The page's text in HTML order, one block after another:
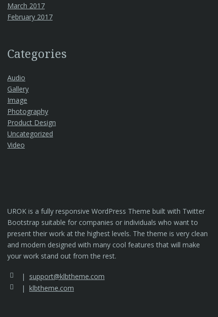
March 2017
February 2017
Categories
Audio
Gallery
Image
Photography
Product Design
Uncategorized
Video
UROK is a fully responsive WordPress Theme built with Twitter
Bootstrap suitable for companies or individuals who want to
present their work at the highest levels. The theme is very clean
and modern designed with many cool features that will make
your work stand out from the rest.
support@klbtheme.com
klbtheme.com